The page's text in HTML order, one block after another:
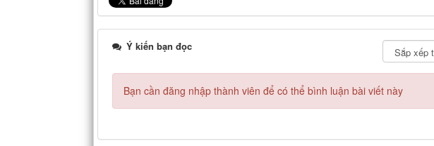
Ý kiến bạn đọc
Bạn cần đăng nhập thành viên để có thể bình luận bài viết này